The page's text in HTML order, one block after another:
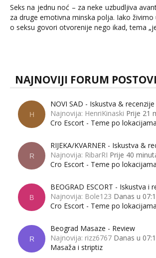
Seks na jednu noć – za neke uzbudljiva
za druge emotivna minska polja. Iako živimo
o seksu govori otvorenije nego ikad, tema
dalje izaziva burne rasprave. Što
NAJNOVIJI FORUM POSTOVI
H
NOVI SAD - Iskustva & recenzije
Najnovija: HenriKinaski Prije 21
Cro Escort - Teme po lokacijama
R
RIJEKA/KVARNER - Iskustva &
Najnovija: RibarRI Prije 40
Cro Escort - Teme po lokacijama
B
BEOGRAD ESCORT - Iskustva i
Najnovija: Bole123 Danas u
Cro Escort - Teme po lokacijama
R
Beograd Masaze - Review
Najnovija: rizz6767 Danas u
Masaža i striptiz